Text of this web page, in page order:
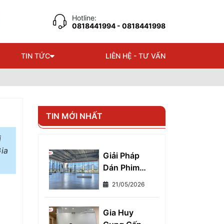
Hotline:
0818441994 - 0818441998
TIN TỨC LIÊN HỆ - TƯ VẤN
TIN MỚI NHẤT
Giải Pháp
Dán Phim
Cách Nhiệt
Toàn Diện -
21/05/2026
Gia Huy